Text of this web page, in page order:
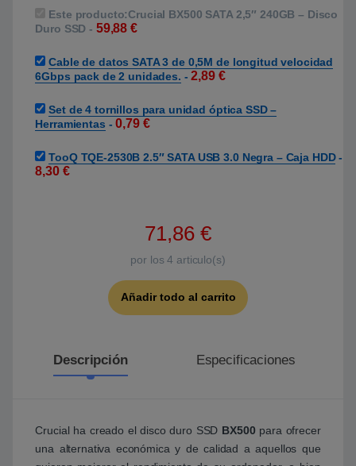
Este producto:Crucial BX500 SATA 2,5″ 240GB – Disco
Duro SSD - 59,88€
Cable de datos SATA 3 de 0,5M de longitud velocidad
6Gbps pack de 2 unidades. -2,89 €
Set de 4 tornillos para unidad óptica SSD –
Herramientas -0,79 €
TooQ TQE-2530B 2.5″ SATA USB 3.0 Negra – Caja HDD-
8,30 €
71,86 €
por los4 articulo(s)
Añadir todo al carrito
Descripción Especificaciones
Crucial ha creado el disco duro SSD BX500 para ofrecer
una alternativa económica y de calidad a aquellos que